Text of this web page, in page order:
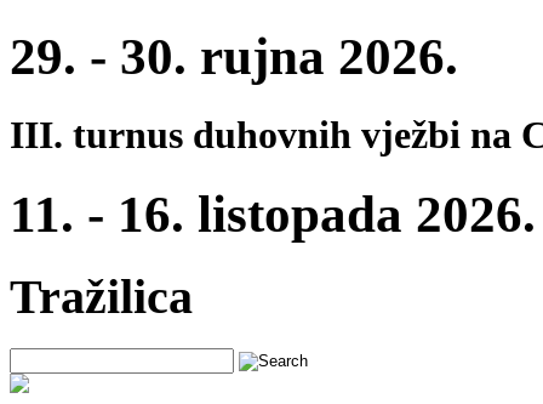
29. - 30. rujna 2026.
III. turnus duhovnih vježbi na
11. - 16. listopada 2026.
Tražilica